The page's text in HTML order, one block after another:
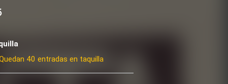
40 entradas en taquilla